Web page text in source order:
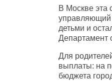
В Москве эта
управляющий
детьми и
Департамент
Для
выплаты: на
бюджета